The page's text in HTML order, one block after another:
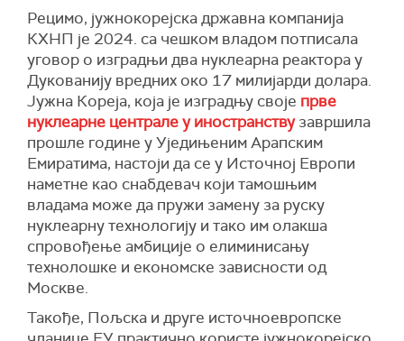
Рецимо, јужнокорејска државна компанија
КХНП је 2024. са чешком владом потписала
уговор о изградњи два нуклеарна реактора у
Дукованију вредних око 17 милијарди долара.
Јужна Кореја, која је изградњу своје прве
нуклеарне централе у иностранствузавршила
прошле године у Уједињеним Арапским
Емиратима, настоји да се у Источној Европи
наметне као снабдевач који тамошњим
владама може да пружи замену за руску
нуклеарну технологију и тако им олакша
спровођење амбиције о елиминисању
технолошке и економске зависности од
Москве.
Такође, Пољска и друге источноевропске